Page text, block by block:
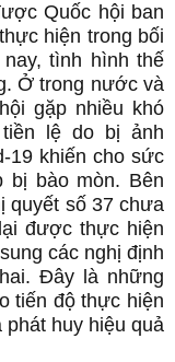
Quốc hội ban
hiện trong bối
tình hình thế
Ở trong nước và
gặp nhiều khó
lệ do bị ảnh
19 khiến cho sức
bị bào mòn. Bên
quyết số 37 chưa
được thực hiện
các nghị định
Đây là những
tiến độ thực hiện
huy hiệu quả